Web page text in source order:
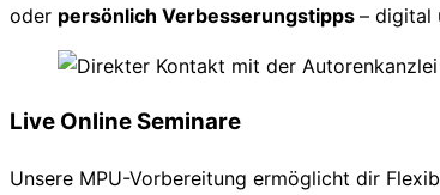
oder persönlich Verbesserungstipps – digital
Live Online Seminare
Unsere MPU-Vorbereitung ermöglicht dir